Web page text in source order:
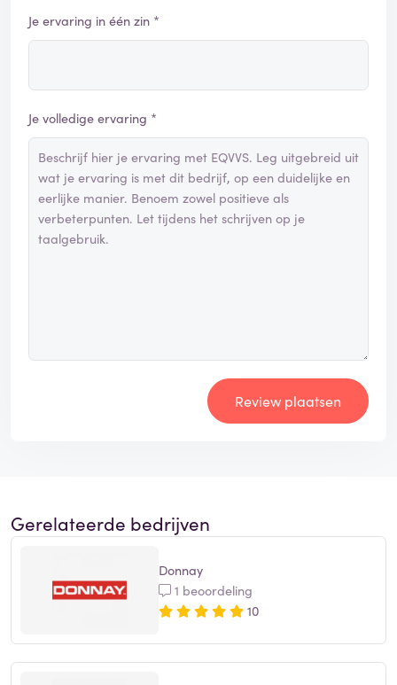
Je ervaring in één zin *
Je volledige ervaring *
Review plaatsen
Gerelateerde bedrijven
Donnay
1 beoordeling
10